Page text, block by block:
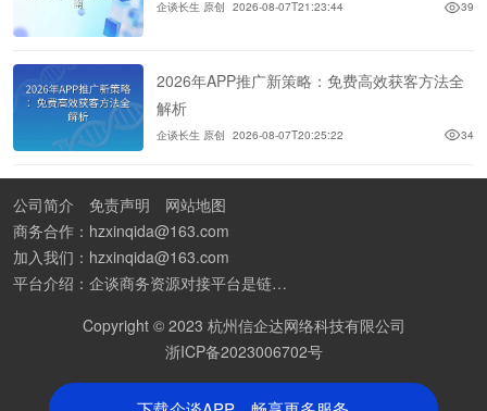
企谈长生 原创 2026-08-07T21:23:44 39
2026年APP推广新策略：免费高效获客方法全
解析
企谈长生 原创 2026-08-07T20:25:22 34
公司简介 免责声明
网站地图
商务合作：hzxinqida@163.com
加入我们：hzxinqida@163.com
平台介绍：企谈商务资源对接平台是链接资源人脉与客户的平台,也是地推app接任务平台、地推拉新团队接单平台。平台汇聚100W+商务资源，地推拉新、APP推广、BD异业合作等业务可免费发布。同时全国的地推团队和个人都可在地推接单平台找到赚钱项目和分享交流地推问题。
Copyright © 2023 杭州信企达网络科技有限公司
浙ICP备2023006702号